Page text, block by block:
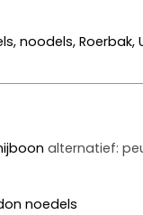
noodels,
alternatief:
noedels